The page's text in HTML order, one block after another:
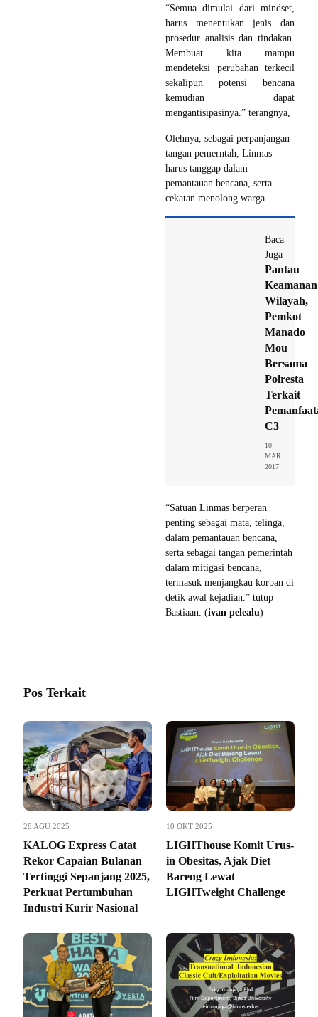
“Semua dimulai dari mindset,
harus menentukan jenis dan
prosedur analisis dan tindakan.
Membuat kita mampu
mendeteksi perubahan terkecil
sekalipun potensi bencana
kemudian dapat
mengantisipasinya.” terangnya,
Olehnya, sebagai perpanjangan
tangan pemerntah, Linmas
harus tanggap dalam
pemantauan bencana, serta
cekatan menolong warga..
Baca
Juga
Pantau
Keamanan
Wilayah,
Pemkot
Manado
Mou
Bersama
Polresta
Terkait
C3
10
MAR
2017
“Satuan Linmas berperan
penting sebagai mata, telinga,
dalam pemantauan bencana,
serta sebagai tangan pemerintah
dalam mitigasi bencana,
termasuk menjangkau korban di
detik awal kejadian.” tutup
Bastiaan. (ivan pelealu)
Pos Terkait
28 AGU 2025
KALOG Express Catat
Rekor Capaian Bulanan
Tertinggi Sepanjang 2025,
Perkuat Pertumbuhan
Industri Kurir Nasional
10 OKT 2025
LIGHThouse Komit Urus-
in Obesitas, Ajak Diet
Bareng Lewat
LIGHTweight Challenge